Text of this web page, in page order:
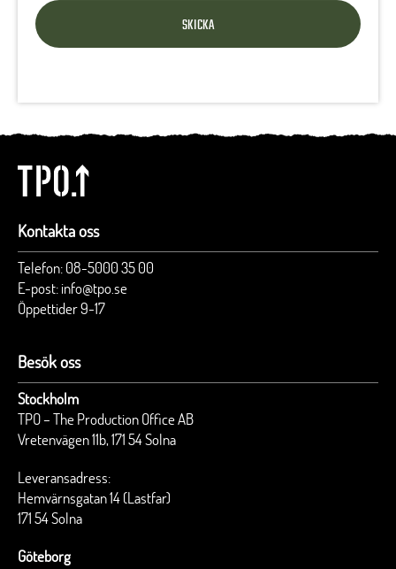
Kontakta oss
Telefon: 08-5000 35 00
E-post: info@tpo.se
Öppettider 9-17
Besök oss
Stockholm
TPO – The Production Office AB
Vretenvägen 11b, 171 54 Solna
Leveransadress:
Hemvärnsgatan 14 (Lastfar)
171 54 Solna
Göteborg